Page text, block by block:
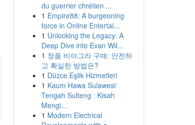
du guerrier chrétien ...
1 Empire88: A burgeoning
force in Online Entertai...
1 Unlocking the Legacy: A
Deep Dive into Evan Wil...
1 정품 비아그라 구매: 안전하
고 확실한 방법은?
1 Düzce Eşlik Hizmetleri
1 Kaum Hawa Sulawesi
Tengah Sulteng : Kisah
Mengi...
1 Modern Electrical